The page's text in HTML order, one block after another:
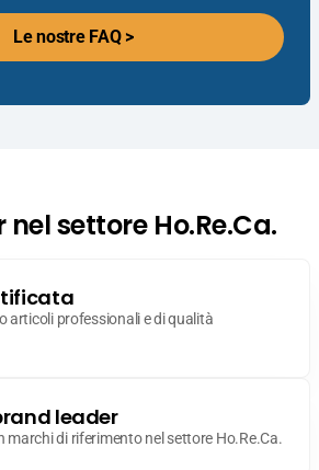
Le nostre FAQ >
settore Ho.Re.Ca.
articoli professionali e di qualità
leader
marchi di riferimento nel settore Ho.Re.Ca.